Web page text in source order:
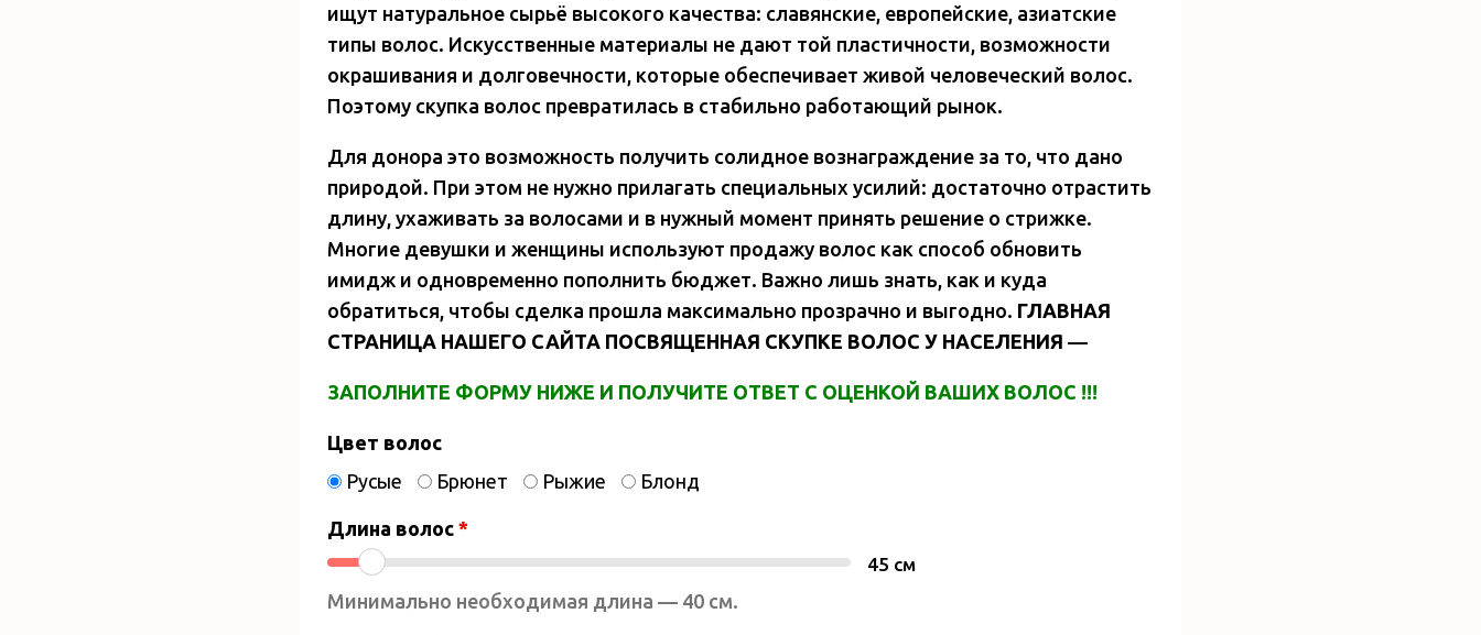
ищут натуральное сырьё высокого качества: славянские, европейские, азиатские
типы волос. Искусственные материалы не дают той пластичности, возможности
окрашивания и долговечности, которые обеспечивает живой человеческий волос.
Поэтому скупка волос превратилась в стабильно работающий рынок.
Для донора это возможность получить солидное вознаграждение за то, что дано
природой. При этом не нужно прилагать специальных усилий: достаточно отрастить
длину, ухаживать за волосами и в нужный момент принять решение о стрижке.
Многие девушки и женщины используют продажу волос как способ обновить
имидж и одновременно пополнить бюджет. Важно лишь знать, как и куда
обратиться, чтобы сделка прошла максимально прозрачно и выгодно. ГЛАВНАЯ
СТРАНИЦА НАШЕГО САЙТА ПОСВЯЩЕННАЯ СКУПКЕ ВОЛОС У НАСЕЛЕНИЯ —
ЗАПОЛНИТЕ ФОРМУ НИЖЕ И ПОЛУЧИТЕ ОТВЕТ С ОЦЕНКОЙ ВАШИХ ВОЛОС !!!
Цвет волос
Русые
Брюнет Рыжие Блонд
Длина волос *
45 см
Минимально необходимая длина — 40 см.